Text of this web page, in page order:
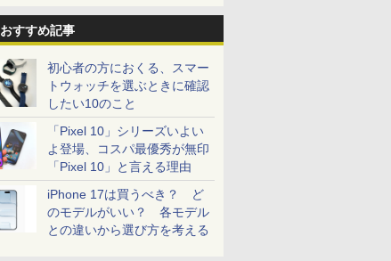
おすすめ記事
初心者の方におくる、スマー
トウォッチを選ぶときに確認
したい10のこと
「Pixel 10」シリーズいよい
よ登場、コスパ最優秀が無印
「Pixel 10」と言える理由
iPhone 17は買うべき？ ど
のモデルがいい？ 各モデル
との違いから選び方を考える